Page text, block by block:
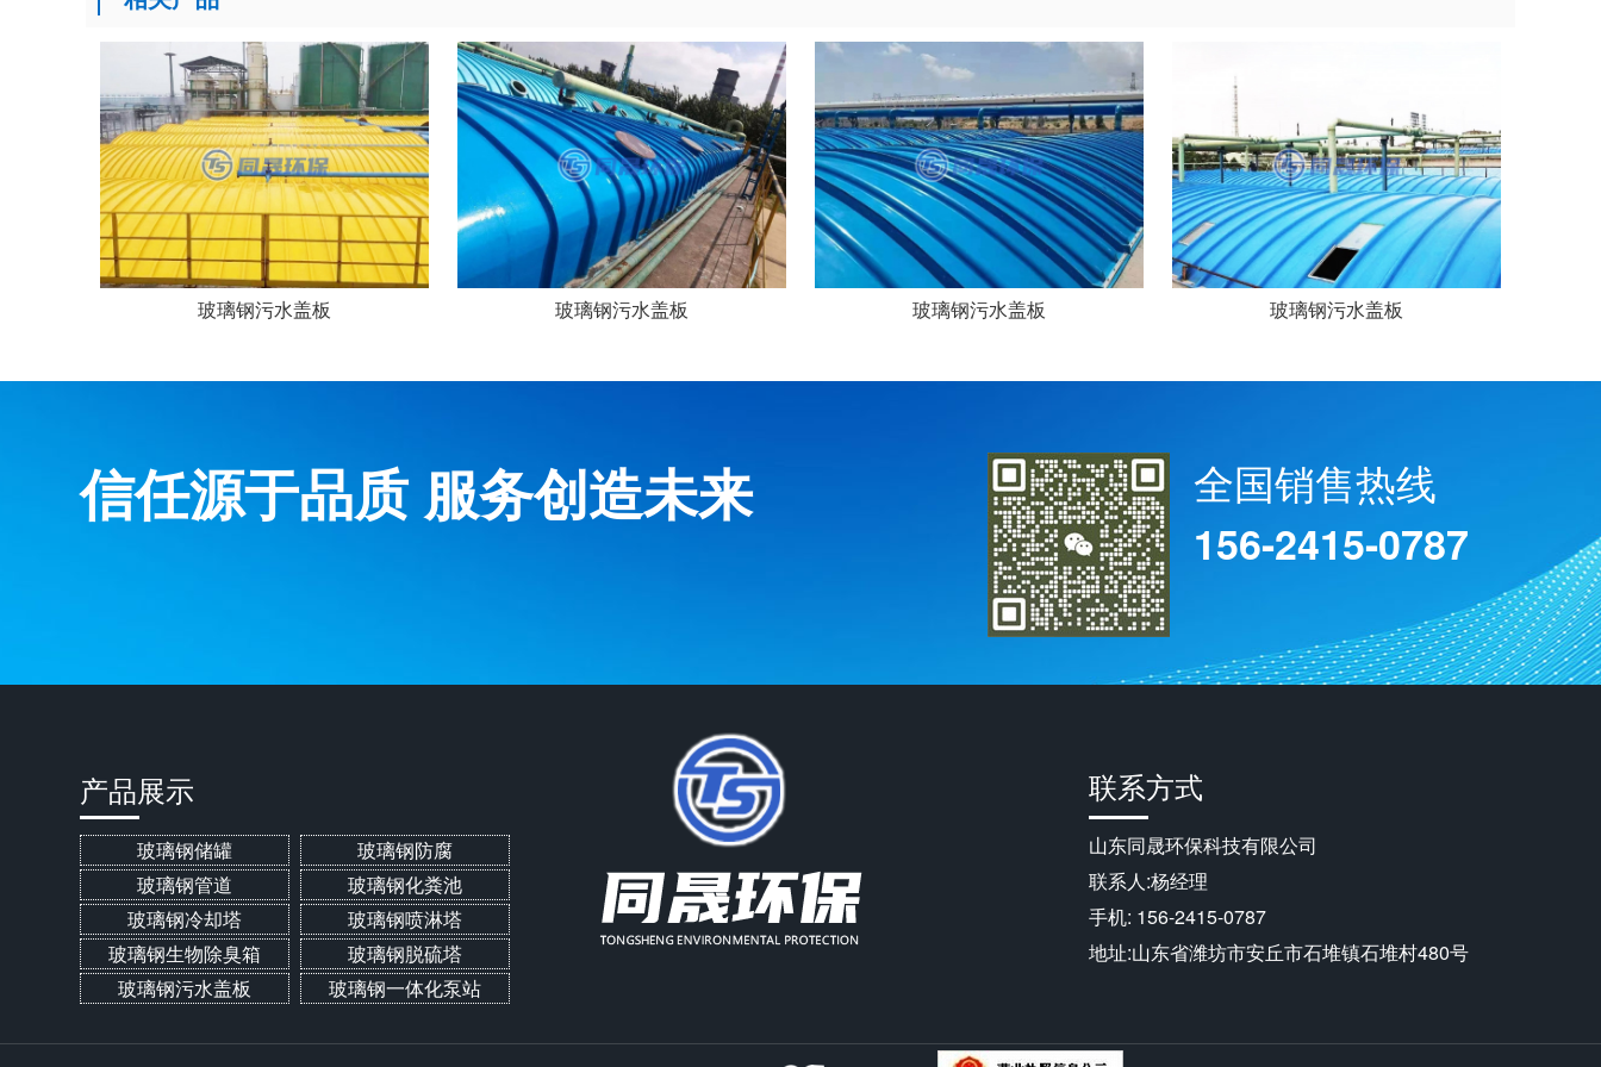
玻璃钢污水盖板 玻璃钢污水盖板 玻璃钢污水盖板 玻璃钢污水盖板
信任源于品质 服务创造未来 全国销售热线
156-2415-0787
产品展示
玻璃钢储罐
玻璃钢防腐
玻璃钢管道
玻璃钢化粪池
玻璃钢冷却塔
玻璃钢喷淋塔
玻璃钢生物除臭箱
玻璃钢脱硫塔
玻璃钢污水盖板
玻璃钢一体化泵站
联系方式
山东同晟环保科技有限公司
联系人:杨经理
手机: 156-2415-0787
地址:山东省潍坊市安丘市石堆镇石堆村480号